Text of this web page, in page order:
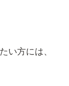
い方には、